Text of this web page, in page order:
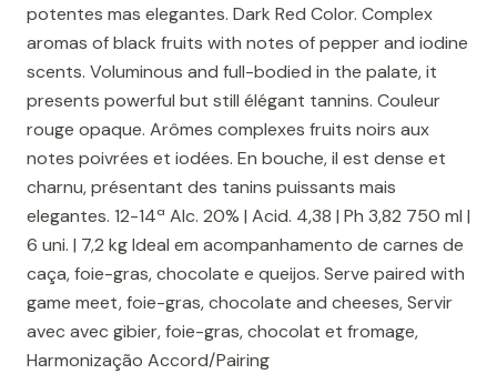
potentes mas elegantes. Dark Red Color. Complex
aromas of black fruits with notes of pepper and iodine
scents. Voluminous and full-bodied in the palate, it
presents powerful but still élégant tannins. Couleur
rouge opaque. Arômes complexes fruits noirs aux
notes poivrées et iodées. En bouche, il est dense et
charnu, présentant des tanins puissants mais
elegantes. 12-14ª Alc. 20% | Acid. 4,38 | Ph 3,82 750 ml |
6 uni. | 7,2 kg Ideal em acompanhamento de carnes de
caça, foie-gras, chocolate e queijos. Serve paired with
game meet, foie-gras, chocolate and cheeses, Servir
avec avec gibier, foie-gras, chocolat et fromage,
Harmonização Accord/Pairing